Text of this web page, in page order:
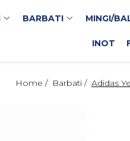
BARBATI MINGI/
INOT
Home / Barbati / Adidas